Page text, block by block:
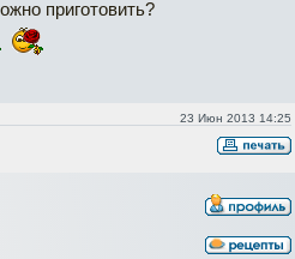
приготовить?
23 Июн 2013 14:25